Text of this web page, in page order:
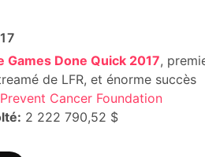
Games Done Quick 2017,
de LFR, et énorme succès
Prevent Cancer Foundation
2 222 790,52 $